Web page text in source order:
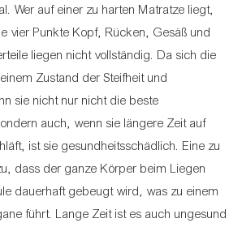
Wer auf einer zu harten Matratze liegt,
vier Punkte Kopf, Rücken, Gesäß und
liegen nicht vollständig. Da sich die
Zustand der Steifheit und
sie nicht nur nicht die beste
auch, wenn sie längere Zeit auf
ist sie gesundheitsschädlich. Eine zu
dass der ganze Körper beim Liegen
dauerhaft gebeugt wird, was zu einem
führt. Lange Zeit ist es auch ungesund